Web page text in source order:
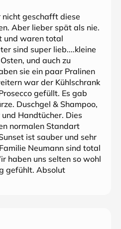
nicht geschafft diese
Aber lieber spät als nie.
und waren total
sind super lieb....kleine
und auch zu
sie ein paar Pralinen
war der Kühlschrank
gefüllt. Es gab
Duschgel & Shampoo,
Handtücher. Dies
normalen Standart
ist sauber und sehr
Neumann sind total
haben uns selten so wohl
gefühlt. Absolut